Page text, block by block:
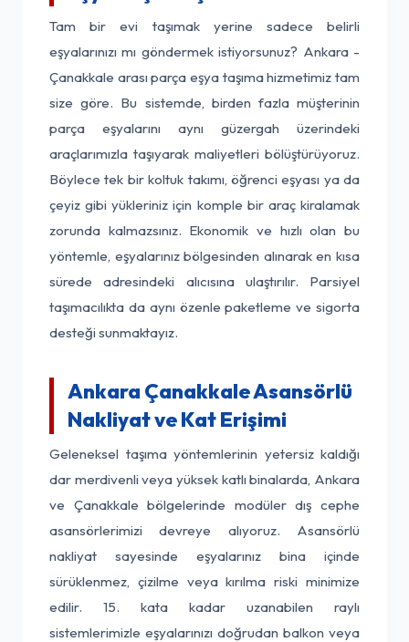
Tam bir evi taşımak yerine sadece belirli
eşyalarınızı mı göndermek istiyorsunuz? Ankara -
Çanakkale arası parça eşya taşıma hizmetimiz tam
size göre. Bu sistemde, birden fazla müşterinin
parça eşyalarını aynı güzergah üzerindeki
araçlarımızla taşıyarak maliyetleri bölüştürüyoruz.
Böylece tek bir koltuk takımı, öğrenci eşyası ya da
çeyiz gibi yükleriniz için komple bir araç kiralamak
zorunda kalmazsınız. Ekonomik ve hızlı olan bu
yöntemle, eşyalarınız bölgesinden alınarak en kısa
sürede adresindeki alıcısına ulaştırılır. Parsiyel
taşımacılıkta da aynı özenle paketleme ve sigorta
desteği sunmaktayız.
Ankara Çanakkale Asansörlü
Nakliyat ve Kat Erişimi
Geleneksel taşıma yöntemlerinin yetersiz kaldığı
dar merdivenli veya yüksek katlı binalarda, Ankara
ve Çanakkale bölgelerinde modüler dış cephe
asansörlerimizi devreye alıyoruz. Asansörlü
nakliyat sayesinde eşyalarınız bina içinde
sürüklenmez, çizilme veya kırılma riski minimize
edilir. 15. kata kadar uzanabilen raylı
sistemlerimizle eşyalarınızı doğrudan balkon veya